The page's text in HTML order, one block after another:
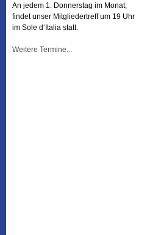
An jedem 1. Donnerstag im Monat,
findet unser Mitgliedertreff um 19 Uhr
im Sole d‘Italia statt.
Weitere Termine...